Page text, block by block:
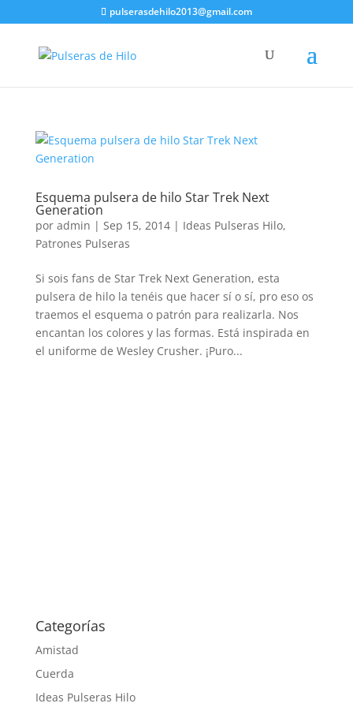
pulserasdehilo2013@gmail.com
Esquema pulsera de hilo Star Trek Next
Generation
por admin | Sep 15, 2014| Ideas Pulseras Hilo,
Patrones Pulseras
Si sois fans de Star Trek Next Generation, esta
pulsera de hilo la tenéis que hacer sí o sí, pro eso os
traemos el esquema o patrón para realizarla. Nos
encantan los colores y las formas. Está inspirada en
el uniforme de Wesley Crusher. ¡Puro...
Categorías
Amistad
Cuerda
Ideas Pulseras Hilo